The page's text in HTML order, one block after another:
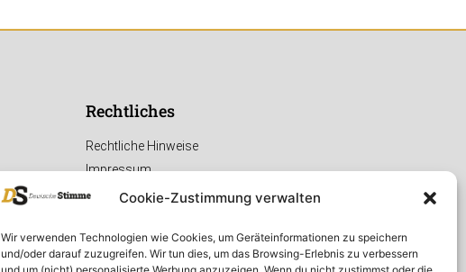
Cookie-Zustimmung verwalten
Wir verwenden Technologien wie Cookies, um Geräteinformationen zu speichern
und/oder darauf zuzugreifen. Wir tun dies, um das Browsing-Erlebnis zu verbessern
Rechtliches
Rechtliche Hinweise
Impressum
Datenschutzerklärung